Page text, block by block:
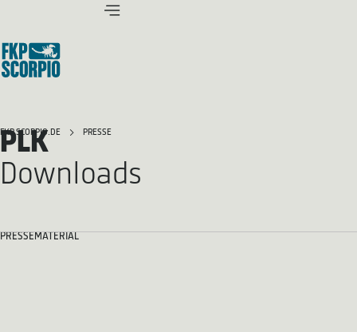
FKP SCORPIO.DE PRESSE
PLK
Downloads
PRESSEMATERIAL